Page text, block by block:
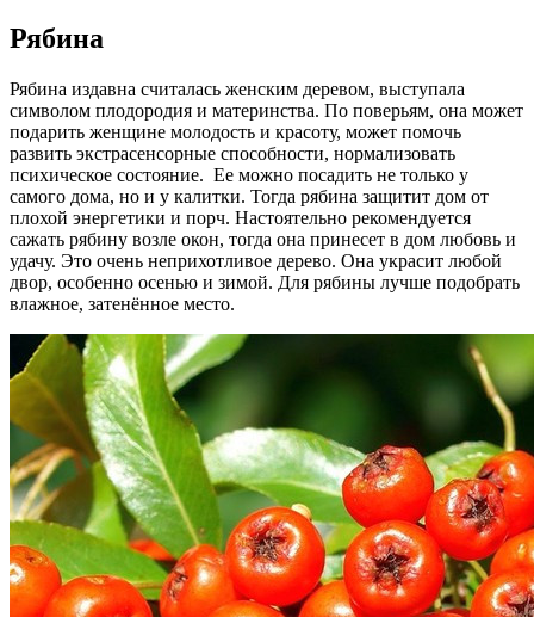
Рябина
Рябина издавна считалась женским деревом, выступала
символом плодородия и материнства. По поверьям, она может
подарить женщине молодость и красоту, может помочь
развить экстрасенсорные способности, нормализовать
психическое состояние. Ее можно посадить не только у
самого дома, но и у калитки. Тогда рябина защитит дом от
плохой энергетики и порч. Настоятельно рекомендуется
сажать рябину возле окон, тогда она принесет в дом любовь и
удачу. Это очень неприхотливое дерево. Она украсит любой
двор, особенно осенью и зимой. Для рябины лучше подобрать
влажное, затенённое место.